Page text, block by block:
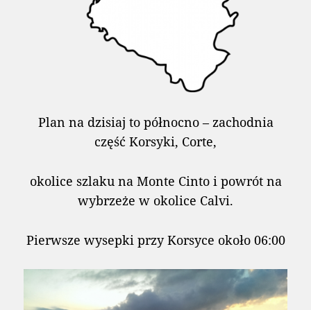
Plan na dzisiaj to północno – zachodnia
część Korsyki, Corte,
okolice szlaku na Monte Cinto i powrót na
wybrzeże w okolice Calvi.
Pierwsze wysepki przy Korsyce około 06:00